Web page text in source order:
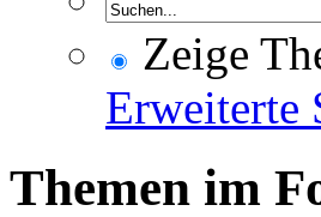
Zeige
Erweiterte
Themen im